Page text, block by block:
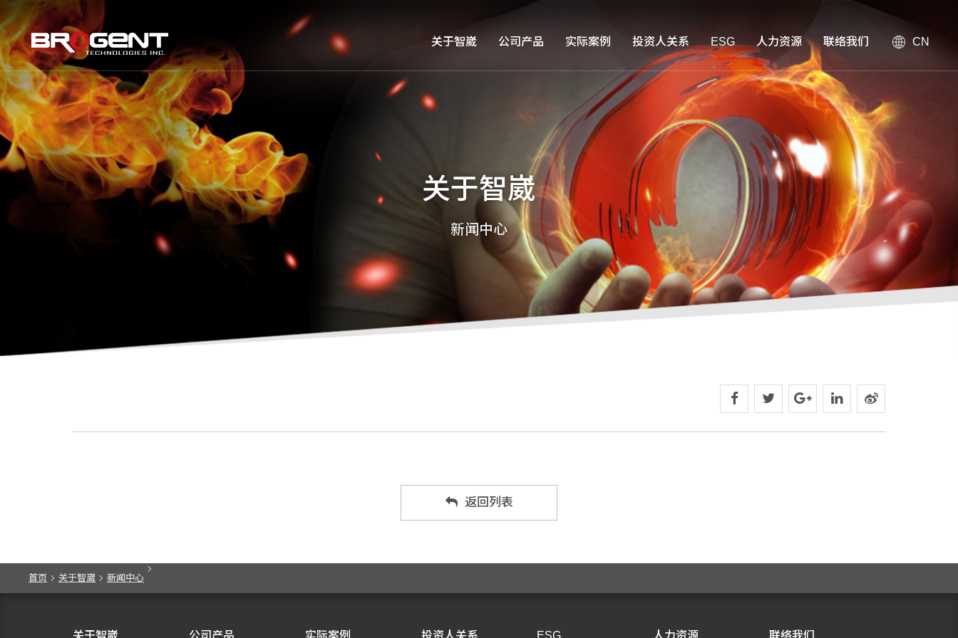
CN
关于智崴 公司产品 实际案例 投资人关系 ESG 人力资源 联络我们
关于智崴
新闻中心
返回列表
首页 关于智崴 新闻中心
关于智崴 公司产品 实际案例 投资人关系 ESG 人力资源 联络我们